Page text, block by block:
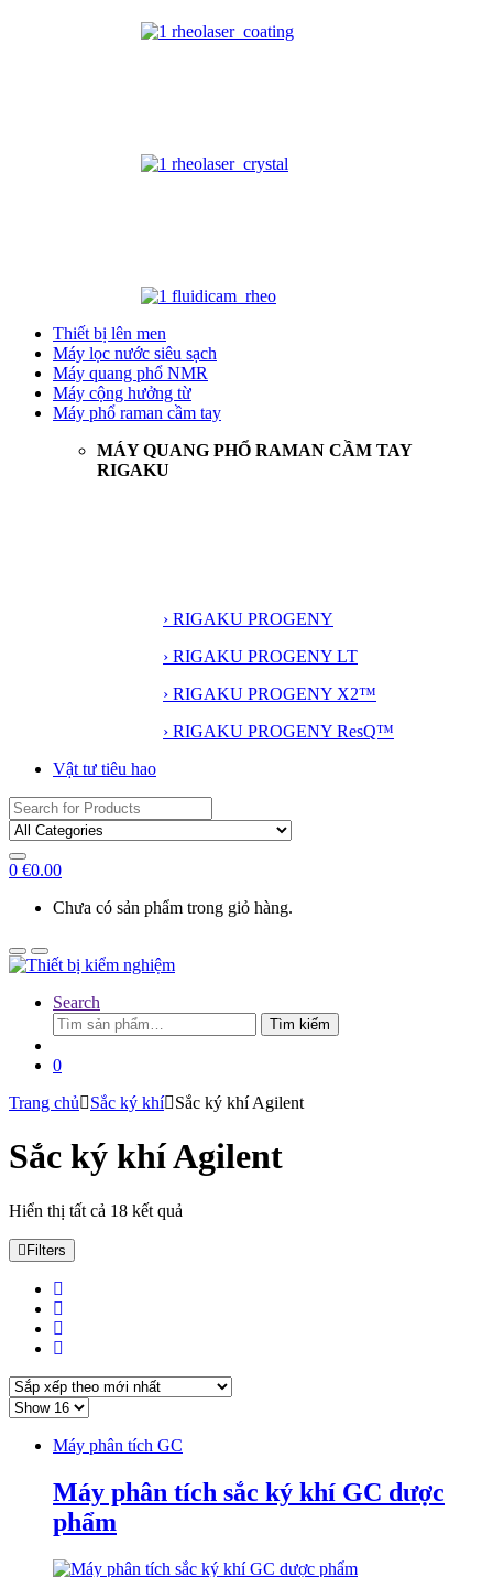
Thiết bị lên men
Máy lọc nước siêu sạch
Máy quang phổ NMR
Máy cộng hưởng từ
Máy phổ raman cầm tay
MÁY QUANG PHỔ RAMAN CẦM TAY
RIGAKU
› RIGAKU PROGENY
› RIGAKU PROGENY LT
› RIGAKU PROGENY X2™
› RIGAKU PROGENY ResQ™
Vật tư tiêu hao
Search for:
0 €0.00
Chưa có sản phẩm trong giỏ hàng.
Search
Tìm
kiếm:
Tìm kiếm
0
Trang chủ
Sắc ký khí Sắc ký khí Agilent
Sắc ký khí Agilent
Hiển thị tất cả 18 kết quả
Filters
Máy phân tích GC
Máy phân tích sắc ký khí GC dược
phẩm